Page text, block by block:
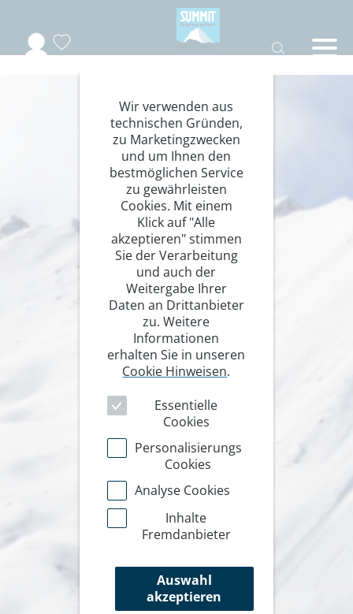
Wir verwenden aus
technischen Gründen,
zu Marketingzwecken
und um Ihnen den
bestmöglichen Service
zu gewährleisten
Cookies. Mit einem
Klick auf "Alle
akzeptieren" stimmen
Sie der Verarbeitung
und auch der
Weitergabe Ihrer
Daten an Drittanbieter
zu. Weitere
Informationen
erhalten Sie in unseren
Cookie Hinweisen.
Essentielle
Cookies
Personalisierungs
Cookies
Analyse Cookies
Inhalte
Fremdanbieter
Auswahl
akzeptieren